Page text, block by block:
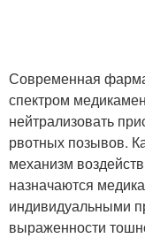
Современная
спектром
нейтрализовать
рвотных позывов.
механизм
назначаются
индивидуальными
выраженности